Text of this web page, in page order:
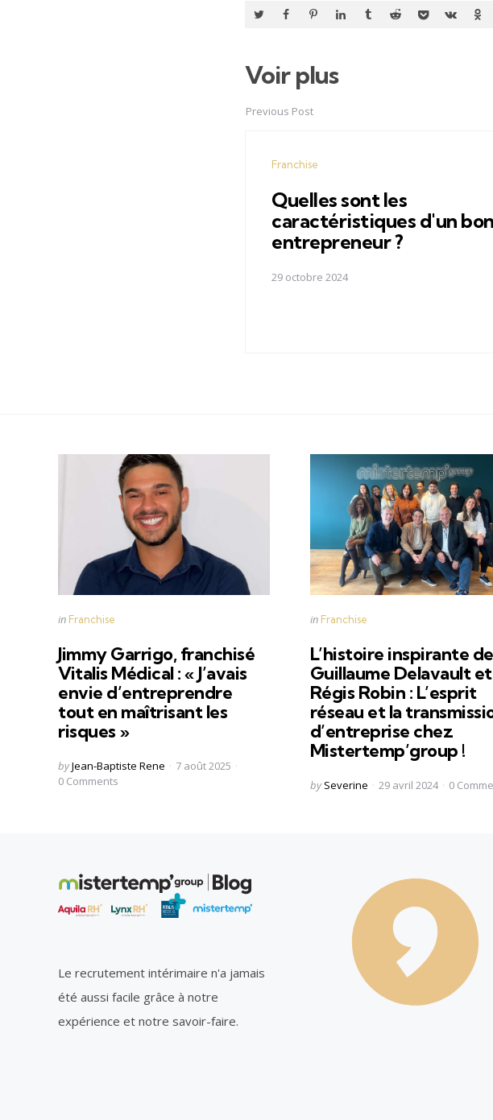
Voir plus
Post
navigation
Previous Post
Franchise
Quelles sont les
caractéristiques d'un bon
entrepreneur ?
29 octobre 2024
Categories
Posted
in Franchise
Jimmy Garrigo, franchisé
Vitalis Médical : « J’avais
envie d’entreprendre
tout en maîtrisant les
risques »
Posted
by
byJean-Baptiste Rene
7 août 2025
0 Comments
Categories
Posted
in Franchise
L’histoire inspirante de
Guillaume Delavault et
Régis Robin : L’esprit
réseau et la
d’entreprise chez
Mistertemp’group !
Posted
by Severine 29 avril 2024 0
Le recrutement intérimaire n'a jamais
été aussi facile grâce à notre
expérience et notre savoir-faire.